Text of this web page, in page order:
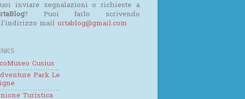
inviare segnalazioni o richieste a
? Puoi farlo scrivendo
mail ortablog@gmail.com
Cusius
Park Le
Turistica